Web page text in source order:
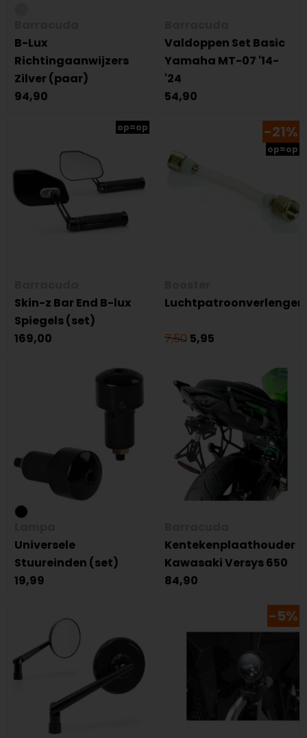
B-Lux
Richtingaanwijzers
Zilver (paar)
94,90
Valdoppen Set Basic
Yamaha MT-07 '14-
'24
54,90
op=op
Skin-z Bar End B-lux
Spiegels (set)
169,00
-21%
op=op
Luchtpatroonverlenger
7,50 5,95
Universele
Stuureinden (set)
19,99
Kentekenplaathouder
Kawasaki Versys 650
84,90
-5%